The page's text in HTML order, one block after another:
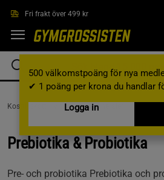
Fri frakt över 499 kr
500 välkomstpoäng för nya
✔ 1 poäng per krona du handlar
Logga in
Kosttillskott / Vitaminer & Mineraler /
Prebiotika & Probiotika
Pre- och probiotika Prebiotika och